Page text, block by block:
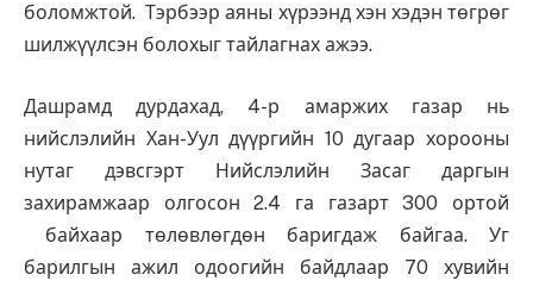
боломжтой. Тэрбээр аяны хүрээнд хэн хэдэн төгрөг
шилжүүлсэн болохыг тайлагнах ажээ.
Дашрамд дурдахад, 4-р амаржих газар нь
нийслэлийн Хан-Уул дүүргийн 10 дугаар хорооны
нутаг дэвсгэрт Нийслэлийн Засаг даргын
захирамжаар олгосон 2.4 га газарт 300 ортой
байхаар төлөвлөгдөн баригдаж байгаа. Уг
барилгын ажил одоогийн байдлаар 70 хувийн